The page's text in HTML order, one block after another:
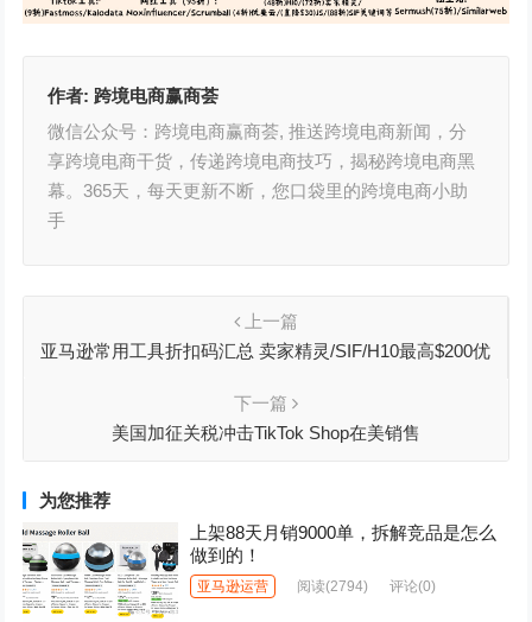
作者: 跨境电商赢商荟
微信公众号：跨境电商赢商荟, 推送跨境电商新闻，分
享跨境电商干货，传递跨境电商技巧，揭秘跨境电商黑
幕。365天，每天更新不断，您口袋里的跨境电商小助
手
上一篇
亚马逊常用工具折扣码汇总 卖家精灵/SIF/H10最高$200优
下一篇
美国加征关税冲击TikTok Shop在美销售
为您推荐
上架88天月销9000单，拆解竞品是怎么
做到的！
亚马逊运营 阅读(2794) 评论(0)